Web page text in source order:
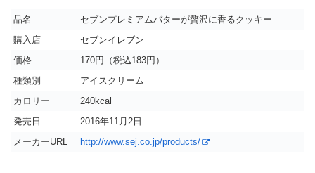
品名
セブンプレミアムバターが贅沢に香るクッキー
購入店
セブンイレブン
価格
170円（税込183円）
種類別
アイスクリーム
カロリー
240kcal
発売日
2016年11月2日
メーカーURL
http://www.sej.co.jp/products/